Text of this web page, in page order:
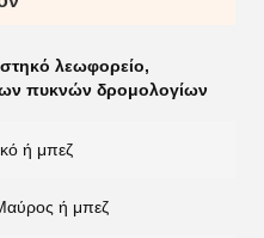
λεωφορείο,
πυκνών δρομολογίων
ή μπεζ
ή μπεζ